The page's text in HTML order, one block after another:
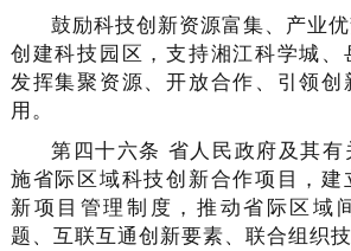
鼓励科技创新资源富集、产业
创建科技园区，支持湘江科学城
发挥集聚资源、开放合作、引领
用。
第四十六条 省人民政府及其
施省际区域科技创新合作项目，建
新项目管理制度，推动省际区域
题、互联互通创新要素、联合组织技